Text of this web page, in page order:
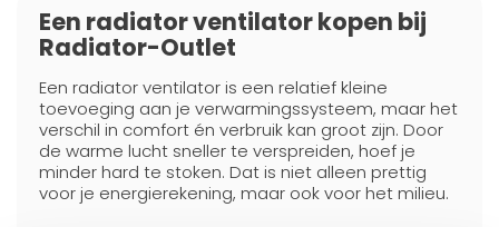
Een radiator ventilator kopen bij
Radiator-Outlet
Een radiator ventilator is een relatief kleine
toevoeging aan je verwarmingssysteem, maar het
verschil in comfort én verbruik kan groot zijn. Door
de warme lucht sneller te verspreiden, hoef je
minder hard te stoken. Dat is niet alleen prettig
voor je energierekening, maar ook voor het milieu.